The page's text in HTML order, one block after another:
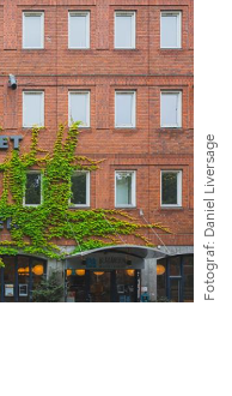
Fotograf
Daniel Liversage